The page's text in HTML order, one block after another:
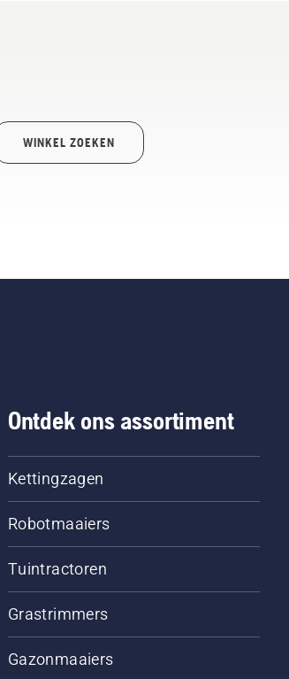
WINKEL ZOEKEN
Ontdek ons assortiment
Kettingzagen
Robotmaaiers
Tuintractoren
Grastrimmers
Gazonmaaiers